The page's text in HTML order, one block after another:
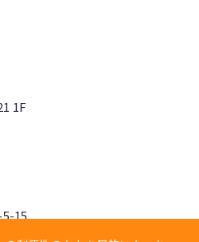
1F
5-15